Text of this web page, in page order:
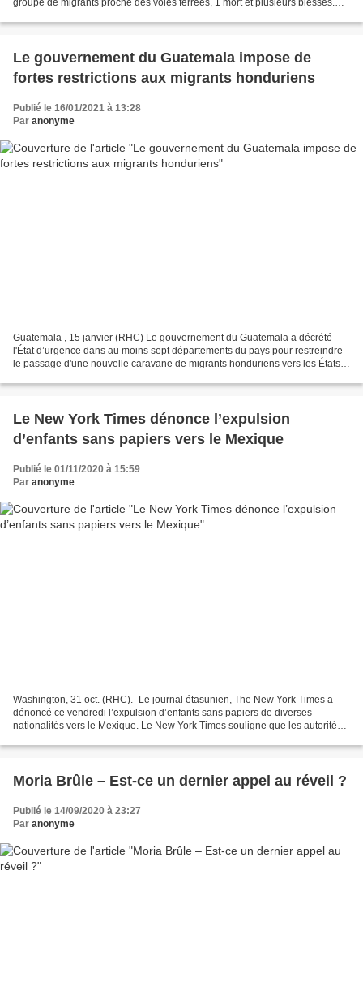
Le gouvernement du Guatemala impose de
fortes restrictions aux migrants honduriens
Publié le 16/01/2021 à 13:28
Par anonyme
Guatemala , 15 janvier (RHC) Le gouvernement du Guatemala a décrété
l'État d’urgence dans au moins sept départements du pays pour restreindre
le passage d'une nouvelle caravane de migrants honduriens vers les États-
Le New York Times dénonce l’expulsion
d’enfants sans papiers vers le Mexique
Publié le 01/11/2020 à 15:59
Par anonyme
Washington, 31 oct. (RHC).- Le journal étasunien, The New York Times a
dénoncé ce vendredi l’expulsion d’enfants sans papiers de diverses
nationalités vers le Mexique. Le New York Times souligne que les autorités
Moria Brûle – Est-ce un dernier appel au réveil ?
Publié le 14/09/2020 à 23:27
Par anonyme